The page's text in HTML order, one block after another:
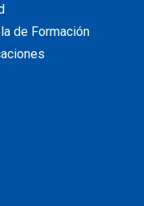
de Formación